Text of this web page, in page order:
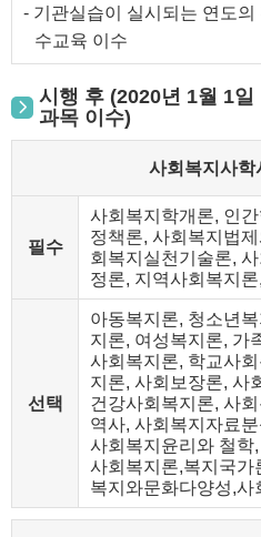
- 기관실습이 실시되는 연도
수교육 이수
시행 후 (2020년 1월 1
과목 이수)
사회복지사학
필수
사회복지학개론, 인
정책론, 사회복지법
회복지실천기술론,
정론, 지역사회복지
선택
아동복지론, 청소년
지론, 여성복지론, 가
사회복지론, 학교사
지론, 사회보장론, 사
건강사회복지론, 사
역사, 사회복지자료
사회복지윤리와 철학
사회복지론,복지국가
복지와문화다양성,사